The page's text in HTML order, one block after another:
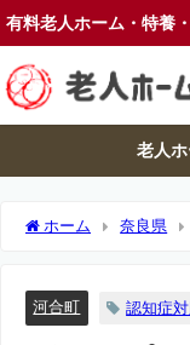
有料老人ホーム・特養
老人
ホーム 奈良県
河合町 認知症